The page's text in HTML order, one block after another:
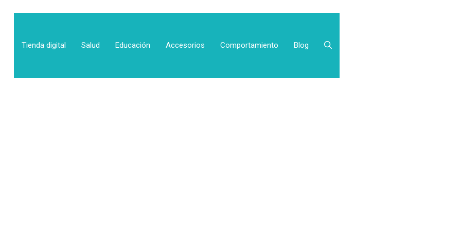
Tienda digital Salud Educación Accesorios Comportamiento Blog